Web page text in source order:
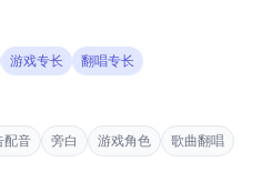
游戏专长 翻唱专长
配音 旁白 游戏角色 歌曲翻唱